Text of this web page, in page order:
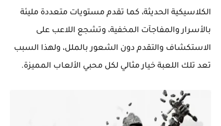
الكلاسيكية الحديثة، كما تقدم مستويات متعددة مليئة
بالأسرار والمفاجآت المخفية، وتشجع اللاعب على
الاستكشاف والتقدم دون الشعور بالملل، ولهذا السبب
تعد تلك اللعبة خيار مثالي لكل محبي الألعاب المميزة.